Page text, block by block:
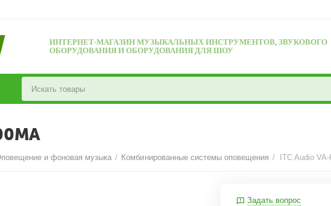
ИНТЕРНЕТ-МАГАЗИН МУЗЫКАЛЬНЫХ ИНСТРУМЕНТОВ, ЗВУКОВОГО
ОБОРУДОВАНИЯ И ОБОРУДОВАНИЯ ДЛЯ ШОУ
и фоновая музыка / Комбинированные системы оповещения / ITC Audio
Задать вопрос